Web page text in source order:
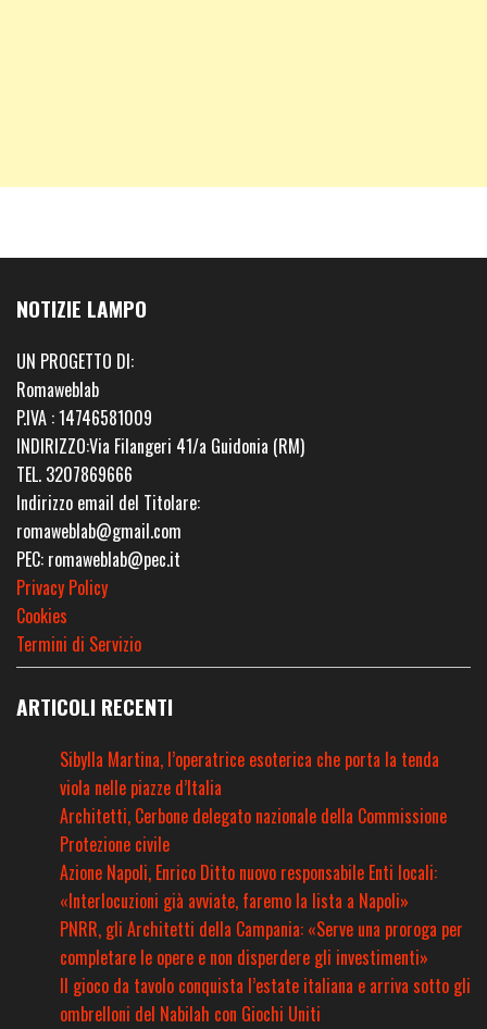
NOTIZIE LAMPO
UN PROGETTO DI:
Romaweblab
P.IVA : 14746581009
INDIRIZZO:Via Filangeri 41/a Guidonia (RM)
TEL. 3207869666
Indirizzo email del Titolare:
romaweblab@gmail.com
PEC: romaweblab@pec.it
Privacy Policy
Cookies
Termini di Servizio
ARTICOLI RECENTI
Sibylla Martina, l’operatrice esoterica che porta la tenda
viola nelle piazze d’Italia
Architetti, Cerbone delegato nazionale della Commissione
Protezione civile
Azione Napoli, Enrico Ditto nuovo responsabile Enti locali:
«Interlocuzioni già avviate, faremo la lista a Napoli»
PNRR, gli Architetti della Campania: «Serve una proroga per
completare le opere e non disperdere gli investimenti»
Il gioco da tavolo conquista l’estate italiana e arriva sotto gli
ombrelloni del Nabilah con Giochi Uniti